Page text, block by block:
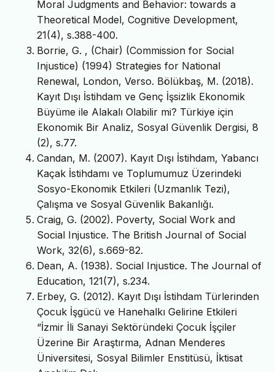
Moral Judgments and Behavior: towards a
Theoretical Model, Cognitive Development,
21(4), s.388-400.
Borrie, G. , (Chair) (Commission for Social
Injustice) (1994) Strategies for National
Renewal, London, Verso. Bölükbaş, M. (2018).
Kayıt Dışı İstihdam ve Genç İşsizlik Ekonomik
Büyüme ile Alakalı Olabilir mi? Türkiye için
Ekonomik Bir Analiz, Sosyal Güvenlik Dergisi, 8
(2), s.77.
Candan, M. (2007). Kayıt Dışı İstihdam, Yabancı
Kaçak İstihdamı ve Toplumumuz Üzerindeki
Sosyo-Ekonomik Etkileri (Uzmanlık Tezi),
Çalışma ve Sosyal Güvenlik Bakanlığı.
Craig, G. (2002). Poverty, Social Work and
Social Injustice. The British Journal of Social
Work, 32(6), s.669-82.
Dean, A. (1938). Social Injustice. The Journal of
Education, 121(7), s.234.
Erbey, G. (2012). Kayıt Dışı İstihdam Türlerinden
Çocuk İşgücü ve Hanehalkı Gelirine Etkileri
“İzmir İli Sanayi Sektöründeki Çocuk İşçiler
Üzerine Bir Araştırma, Adnan Menderes
Üniversitesi, Sosyal Bilimler Enstitüsü, İktisat